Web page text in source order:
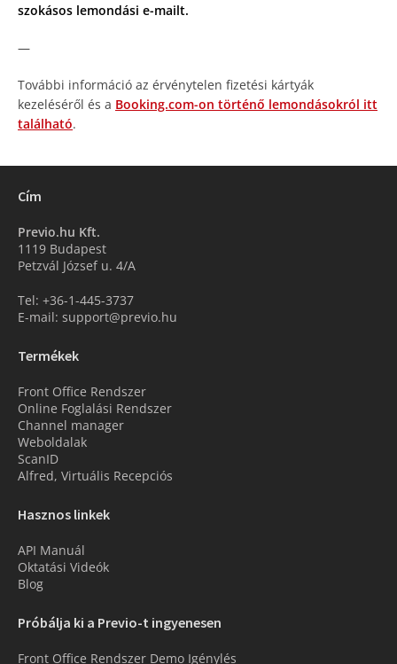
szokásos lemondási e-mailt.
—
További információ az érvénytelen fizetési kártyák
kezeléséről és a Booking.com-on történő lemondásokról itt
található.
Cím
Previo.hu Kft.
1119 Budapest
Petzvál József u. 4/A
Tel: +36-1-445-3737
E-mail: support@previo.hu
Termékek
Front Office Rendszer
Online Foglalási Rendszer
Channel manager
Weboldalak
ScanID
Alfred, Virtuális Recepciós
Hasznos linkek
API Manuál
Oktatási Videók
Blog
Próbálja ki a Previo-t ingyenesen
Front Office Rendszer Demo Igénylés